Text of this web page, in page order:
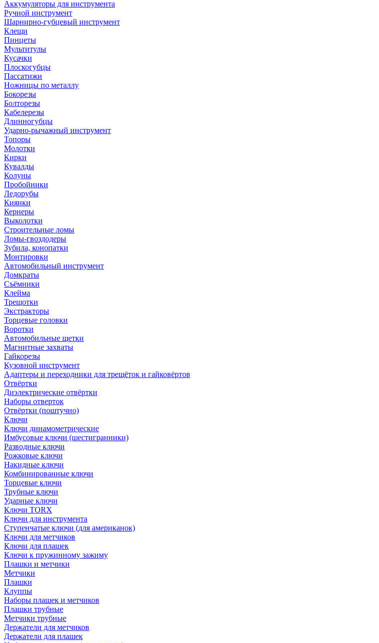
Аккумуляторы для инструмента
Ручной инструмент
Шарнирно-губцевый инструмент
Клещи
Пинцеты
Мультитулы
Кусачки
Плоскогубцы
Пассатижи
Ножницы по металлу
Бокорезы
Болторезы
Кабелерезы
Длинногубцы
Ударно-рычажный инструмент
Топоры
Молотки
Кирки
Кувалды
Колуны
Пробойники
Ледорубы
Киянки
Кернеры
Выколотки
Строительные ломы
Ломы-гвоздодеры
Зубила, конопатки
Монтировки
Автомобильный инструмент
Домкраты
Съёмники
Клейма
Трещотки
Экстракторы
Торцевые головки
Воротки
Автомобильные щетки
Магнитные захваты
Гайкорезы
Кузовной инструмент
Адаптеры и переходники для трещёток и гайковёртов
Отвёртки
Диэлектрические отвёртки
Наборы отверток
Отвёртки (поштучно)
Ключи
Ключи динамометрические
Имбусовые ключи (шестигранники)
Разводные ключи
Рожковые ключи
Накидные ключи
Комбинированные ключи
Торцевые ключи
Трубные ключи
Ударные ключи
Ключи TORX
Ключи для инструмента
Ступенчатые ключи (для американок)
Ключи для метчиков
Ключи для плашек
Ключи к пружинному зажиму
Плашки и метчики
Метчики
Плашки
Клуппы
Наборы плашек и метчиков
Плашки трубные
Метчики трубные
Держатели для метчиков
Держатели для плашек